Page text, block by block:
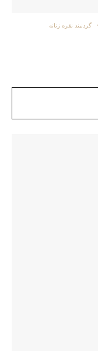
گردنبند نقره زنانه